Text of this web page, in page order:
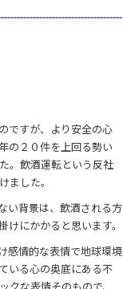
ですが、より安全の心
の２０件を上回る勢い
。飲酒運転という反社
した。
い背景は、飲酒される方
にかかると思います。
感情的な表情で地球環境
いる心の奥底にある不